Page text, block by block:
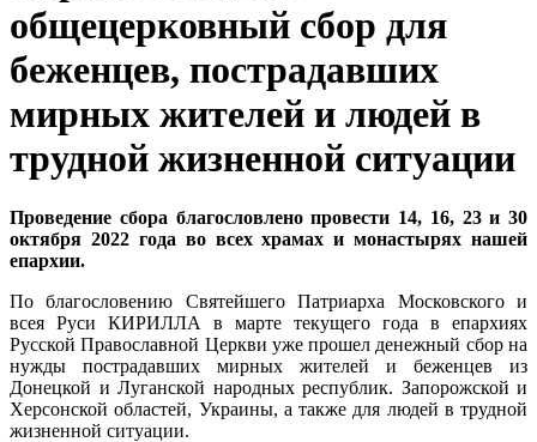
общецерковный сбор для
беженцев, пострадавших
мирных жителей и людей в
трудной жизненной ситуации
Проведение сбора благословлено провести 14, 16, 23 и 30
октября 2022 года во всех храмах и монастырях нашей
епархии.
По благословению Святейшего Патриарха Московского и
всея Руси КИРИЛЛА в марте текущего года в епархиях
Русской Православной Церкви уже прошел денежный сбор на
нужды пострадавших мирных жителей и беженцев из
Донецкой и Луганской народных республик. Запорожской и
Херсонской областей, Украины, а также для людей в трудной
жизненной ситуации.